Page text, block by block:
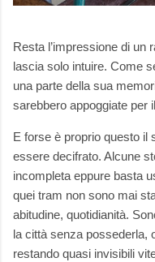
Resta l’impressione di un
lascia solo intuire. Come
una parte della sua
sarebbero appoggiate per
E forse è proprio questo il
essere decifrato. Alcune
incompleta eppure basta
quei tram non sono mai
abitudine, quotidianità.
la città senza possederla,
restando quasi invisibili